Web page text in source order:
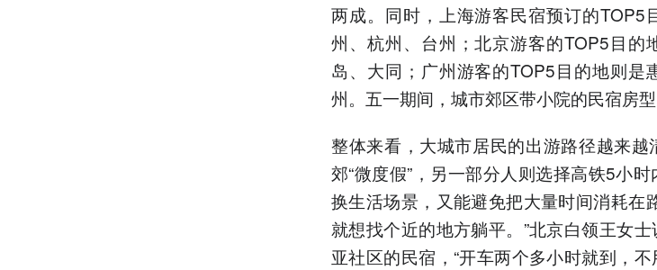
两成。同时，上海游客民宿预订的TOP5
州、杭州、台州；北京游客的TOP5目的
岛、大同；广州游客的TOP5目的地则是
州。五一期间，城市郊区带小院的民宿房
整体来看，大城市居民的出游路径越来
郊“微度假”，另一部分人则选择高铁5小
换生活场景，又能避免把大量时间消耗在
就想找个近的地方躺平。”北京白领王女
亚社区的民宿，“开车两个多小时就到，